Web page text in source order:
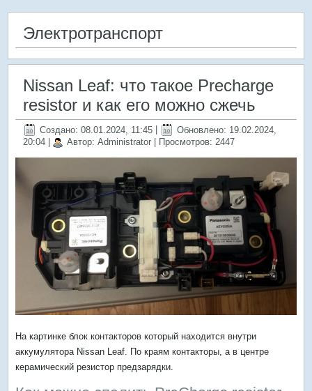
Электротранспорт
Nissan Leaf: что такое Precharge
resistor и как его можно сжечь
Создано: 08.01.2024, 11:45
Обновлено: 19.02.2024,
20:04
Автор: Administrator | Просмотров: 2447
На картинке блок контакторов который находится внутри
аккумулятора Nissan Leaf. По краям контакторы, а в центре
керамический резистор предзарядки.